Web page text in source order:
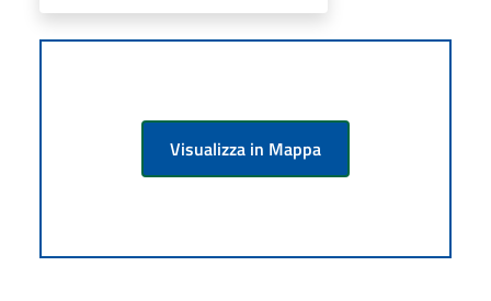
Visualizza in Mappa